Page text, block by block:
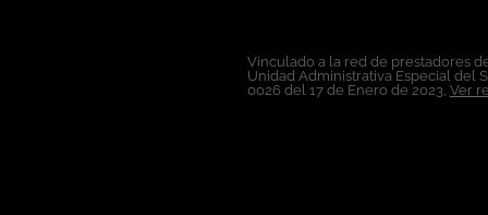
Vinculado a la red de prestadores
Unidad Administrativa Especial del
0026 del 17 de Enero de 2023, Ver